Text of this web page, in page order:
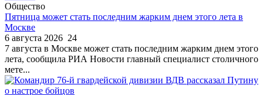
Общество
Пятница может стать последним жарким днем этого лета в
Москве
6 августа 2026 24
7 августа в Москве может стать последним жарким днем этого
лета, сообщила РИА Новости главный специалист столичного
мете...